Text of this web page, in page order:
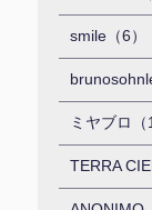
smile（6）
ミヤブロ（
TERRA